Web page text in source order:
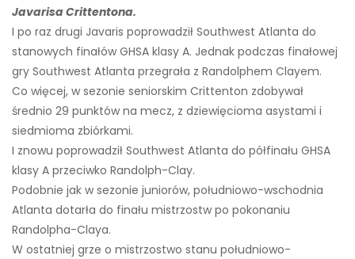
Javarisa Crittentona.
I po raz drugi Javaris poprowadził Southwest Atlanta do
stanowych finałów GHSA klasy A. Jednak podczas finałowej
gry Southwest Atlanta przegrała z Randolphem Clayem.
Co więcej, w sezonie seniorskim Crittenton zdobywał
średnio 29 punktów na mecz, z dziewięcioma asystami i
siedmioma zbiórkami.
I znowu poprowadził Southwest Atlanta do półfinału GHSA
klasy A przeciwko Randolph-Clay.
Podobnie jak w sezonie juniorów, południowo-wschodnia
Atlanta dotarła do finału mistrzostw po pokonaniu
Randolpha-Claya.
W ostatniej grze o mistrzostwo stanu południowo-